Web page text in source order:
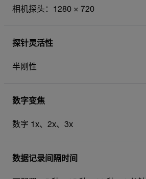
相机探头：1280 × 720
探针灵活性
半刚性
数字变焦
数字 1x、2x、3x
数据记录间隔时间